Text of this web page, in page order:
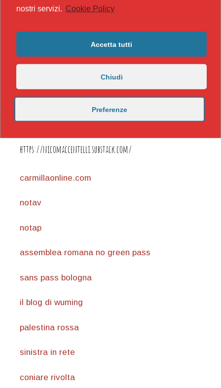
https://nicomaccentelli.substack.com/
carmillaonline.com
notav
notap
assemblea romana no green pass
sans pass bologna
il blog di wuming
palestina rossa
sinistra in rete
coniare rivolta
nostri servizi. Cookie Policy
Accetta tutti
Chiudi
Preferenze